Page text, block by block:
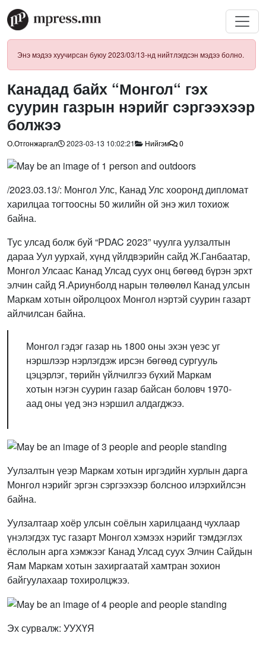
Энэ мэдээ хуучирсан буюу 2023/03/13-нд нийтлэгдсэн мэдээ болно.
Канадад байх “Монгол“ гэх
суурин газрын нэрийг сэргээхээр
болжээ
О.Отгонжаргал 2023-03-13 10:02:21 Нийгэм 0
/2023.03.13/: Монгол Улс, Канад Улс хооронд дипломат
харилцаа тогтоосны 50 жилийн ой энэ жил тохиож
байна.
Тус улсад болж буй “PDAC 2023” чуулга уулзалтын
дараа Уул уурхай, хүнд үйлдвэрийн сайд Ж.Ганбаатар,
Монгол Улсаас Канад Улсад суух онц бөгөөд бүрэн эрхт
элчин сайд Я.Ариунболд нарын төлөөлөл Канад улсын
Маркам хотын ойролцоох Монгол нэртэй суурин газарт
айлчилсан байна.
Монгол гэдэг газар нь 1800 оны эхэн үеэс уг
нэршлээр нэрлэгдэж ирсэн бөгөөд сургууль
цэцэрлэг, төрийн үйлчилгээ бүхий Маркам
хотын нэгэн суурин газар байсан боловч 1970-
аад оны үед энэ нэршил алдагджээ.
Уулзалтын үеэр Маркам хотын иргэдийн хурлын дарга
Монгол нэрийг эргэн сэргээхээр болсноо илэрхийлсэн
байна.
Уулзалтаар хоёр улсын соёлын харилцаанд чухлаар
үнэлэгдэх тус газарт Монгол хэмээх нэрийг тэмдэглэх
ёслолын арга хэмжээг Канад Улсад суух Элчин Сайдын
Яам Маркам хотын захиргаатай хамтран зохион
байгуулахаар тохиролцжээ.
Эх сурвалж: УУХҮЯ